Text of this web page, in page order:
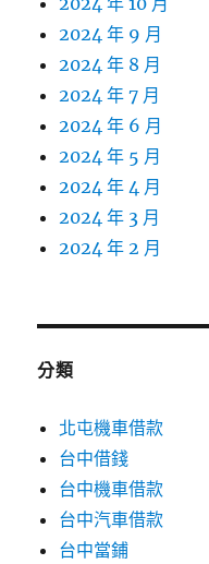
2024 年 9 月
2024 年 8 月
2024 年 7 月
2024 年 6 月
2024 年 5 月
2024 年 4 月
2024 年 3 月
2024 年 2 月
分類
北屯機車借款
台中借錢
台中機車借款
台中汽車借款
台中當鋪